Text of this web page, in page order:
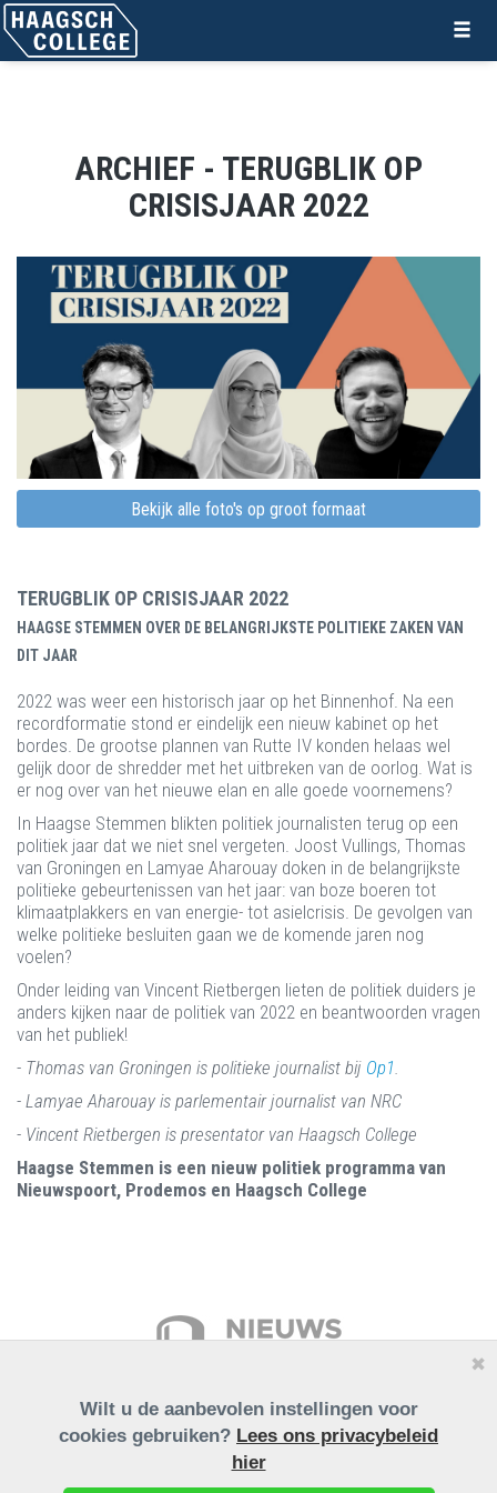
ARCHIEF - TERUGBLIK OP
CRISISJAAR 2022
Bekijk alle foto's op groot formaat
TERUGBLIK OP CRISISJAAR 2022
HAAGSE STEMMEN OVER DE BELANGRIJKSTE POLITIEKE ZAKEN VAN
DIT JAAR
2022 was weer een historisch jaar op het Binnenhof. Na een
recordformatie stond er eindelijk een nieuw kabinet op het
bordes. De grootse plannen van Rutte IV konden helaas wel
gelijk door de shredder met het uitbreken van de oorlog. Wat is
er nog over van het nieuwe elan en alle goede voornemens?
In Haagse Stemmen blikten politiek journalisten terug op een
politiek jaar dat we niet snel vergeten. Joost Vullings, Thomas
van Groningen en Lamyae Aharouay doken in de belangrijkste
politieke gebeurtenissen van het jaar: van boze boeren tot
klimaatplakkers en van energie- tot asielcrisis. De gevolgen van
welke politieke besluiten gaan we de komende jaren nog
voelen?
Onder leiding van Vincent Rietbergen lieten de politiek duiders je
anders kijken naar de politiek van 2022 en beantwoorden vragen
van het publiek!
- Thomas van Groningen is politieke journalist bij Op1.
- Lamyae Aharouay is parlementair journalist van NRC
- Vincent Rietbergen is presentator van Haagsch College
Haagse Stemmen is een nieuw politiek programma van
Nieuwspoort, Prodemos en Haagsch College
Wilt u de aanbevolen instellingen voor
cookies gebruiken? Lees ons privacybeleid
hier
✖